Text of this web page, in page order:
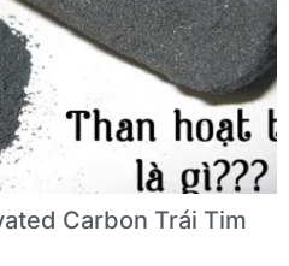
Carbon Trái Tim